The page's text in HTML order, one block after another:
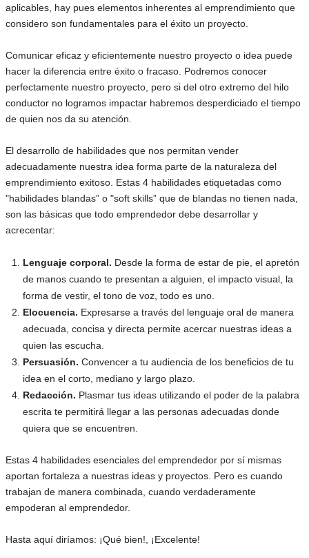
aplicables, hay pues elementos inherentes al emprendimiento que
considero son fundamentales para el éxito un proyecto.
Comunicar eficaz y eficientemente nuestro proyecto o idea puede
hacer la diferencia entre éxito o fracaso. Podremos conocer
perfectamente nuestro proyecto, pero si del otro extremo del hilo
conductor no logramos impactar habremos desperdiciado el tiempo
de quien nos da su atención.
El desarrollo de habilidades que nos permitan vender
adecuadamente nuestra idea forma parte de la naturaleza del
emprendimiento exitoso. Estas 4 habilidades etiquetadas como
"habilidades blandas” o "soft skills” que de blandas no tienen nada,
son las básicas que todo emprendedor debe desarrollar y
acrecentar:
Lenguaje corporal. Desde la forma de estar de pie, el apretón
de manos cuando te presentan a alguien, el impacto visual, la
forma de vestir, el tono de voz, todo es uno.
Elocuencia. Expresarse a través del lenguaje oral de manera
adecuada, concisa y directa permite acercar nuestras ideas a
quien las escucha.
Persuasión. Convencer a tu audiencia de los beneficios de tu
idea en el corto, mediano y largo plazo.
Redacción. Plasmar tus ideas utilizando el poder de la palabra
escrita te permitirá llegar a las personas adecuadas donde
quiera que se encuentren.
Estas 4 habilidades esenciales del emprendedor por sí mismas
aportan fortaleza a nuestras ideas y proyectos. Pero es cuando
trabajan de manera combinada, cuando verdaderamente
empoderan al emprendedor.
Hasta aquí diríamos: ¡Qué bien!, ¡Excelente!